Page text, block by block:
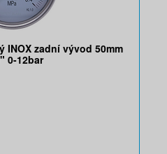
INOX zadní vývod 50mm
0-12bar